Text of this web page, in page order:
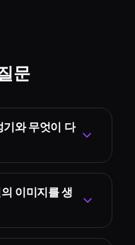
문
와 무엇이 다
이미지를 생